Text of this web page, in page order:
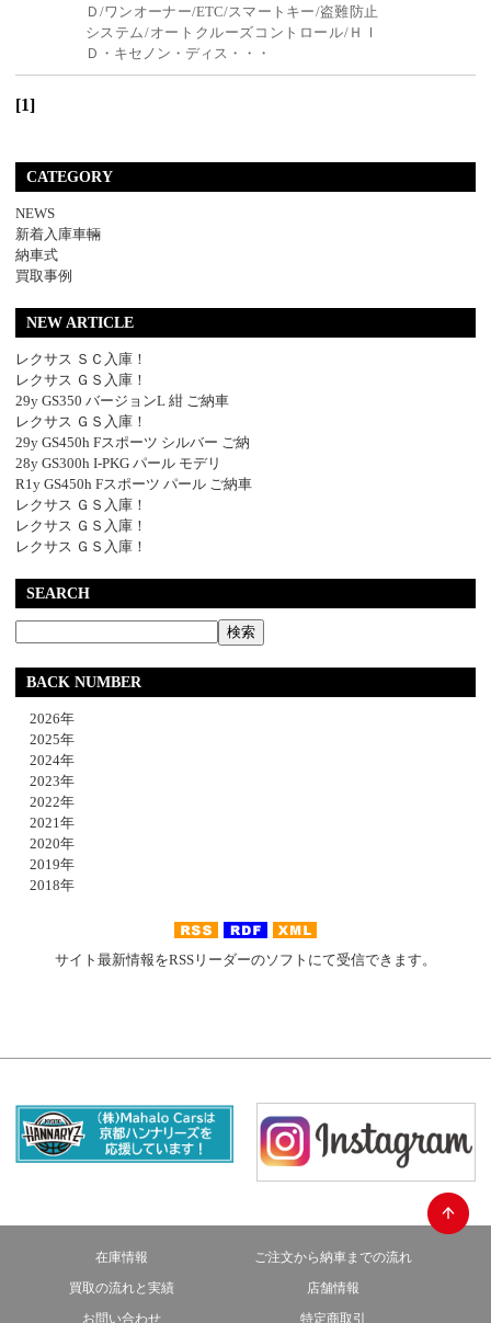
Ｄ/ワンオーナー/ETC/スマートキー/盗難防止
システム/オートクルーズコントロール/ＨＩ
Ｄ・キセノン・ディス・・・
[1]
CATEGORY
NEWS
新着入庫車輛
納車式
買取事例
NEW ARTICLE
レクサス ＳＣ入庫！
レクサス ＧＳ入庫！
29y GS350 バージョンL 紺 ご納車
レクサス ＧＳ入庫！
29y GS450h Fスポーツ シルバー ご納
28y GS300h I-PKG パール モデリ
R1y GS450h Fスポーツ パール ご納車
レクサス ＧＳ入庫！
レクサス ＧＳ入庫！
レクサス ＧＳ入庫！
SEARCH
BACK NUMBER
2026年
2025年
2024年
2023年
2022年
2021年
2020年
2019年
2018年
サイト最新情報をRSSリーダーのソフトにて受信できます。
在庫情報
ご注文から納車までの流れ
買取の流れと実績
店舗情報
お問い合わせ
特定商取引